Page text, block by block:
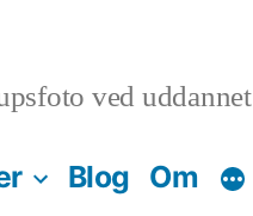
ved uddannet
Blog Om